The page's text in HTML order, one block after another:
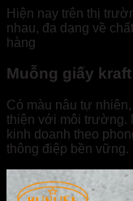
Hiện nay trên thị
nhau, đa dạng về
hàng
Muỗng giấy kraft
Có màu nâu tự
thiện với môi trường.
kinh doanh theo
thông điệp bền vững.